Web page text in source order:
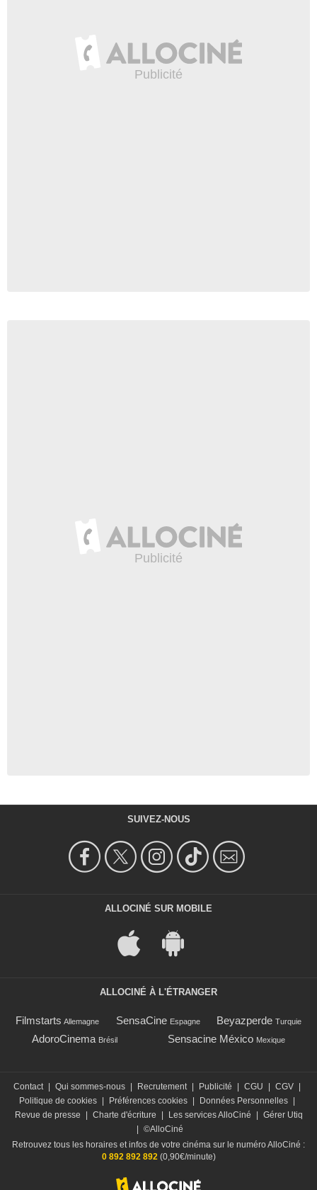
SUIVEZ-NOUS
ALLOCINÉ SUR MOBILE
ALLOCINÉ À L'ÉTRANGER
Filmstarts Allemagne SensaCine Espagne Beyazperde Turquie
AdoroCinema Brésil Sensacine México Mexique
Contact Qui sommes-nous Recrutement Publicité CGU CGV
Politique de cookies
Préférences cookies Données Personnelles
Revue de presse
Charte d'écriture Les services AlloCiné
Gérer Utiq
©AlloCiné
Retrouvez tous les horaires et infos de votre cinéma sur le numéro AlloCiné :
0 892 892 892(0,90€/minute)